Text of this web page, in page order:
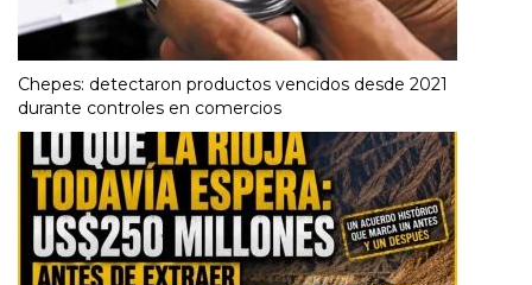
Chepes: detectaron productos vencidos desde 2021
durante controles en comercios